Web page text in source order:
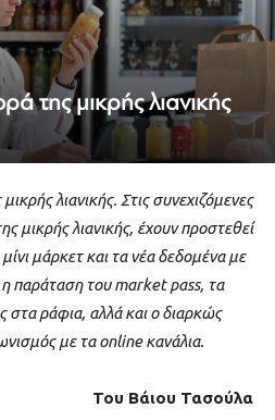
της μικρής λιανικής
λιανικής. Στις συνεχιζόμενες
μικρής λιανικής, έχουν προστεθεί
μάρκετ και τα νέα δεδομένα με
η παράταση του market pass, τα
στα ράφια, αλλά και ο διαρκώς
με τα online κανάλια.
Του Βάιου Τασούλα